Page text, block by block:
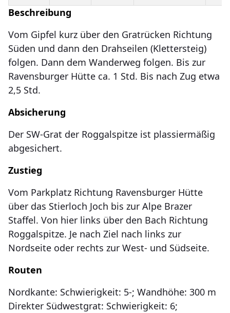
Beschreibung
Vom Gipfel kurz über den Gratrücken Richtung
Süden und dann den Drahseilen (Klettersteig)
folgen. Dann dem Wanderweg folgen. Bis zur
Ravensburger Hütte ca. 1 Std. Bis nach Zug etwa
2,5 Std.
Absicherung
Der SW-Grat der Roggalspitze ist plassiermäßig
abgesichert.
Zustieg
Vom Parkplatz Richtung Ravensburger Hütte
über das Stierloch Joch bis zur Alpe Brazer
Staffel. Von hier links über den Bach Richtung
Roggalspitze. Je nach Ziel nach links zur
Nordseite oder rechts zur West- und Südseite.
Routen
Nordkante: Schwierigkeit: 5-; Wandhöhe: 300 m
Direkter Südwestgrat: Schwierigkeit: 6;